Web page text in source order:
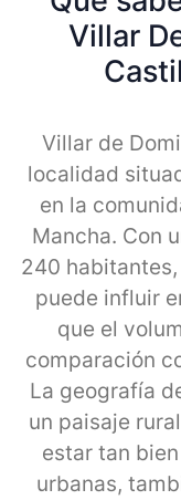
Villar
Villar de
localidad
en la
Mancha. Con
240
puede influir
que el
comparación
La geografía
un paisaje
estar tan
urbanas,